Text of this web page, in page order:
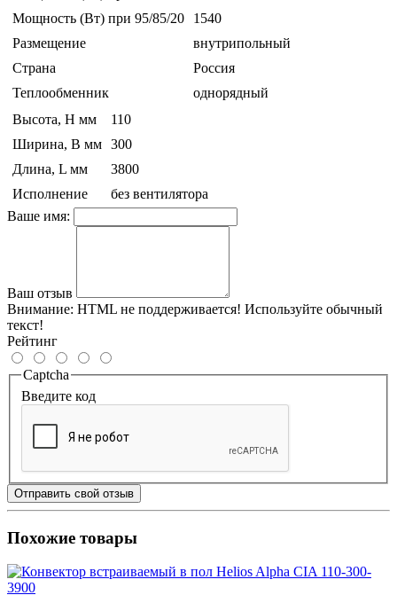
Мощность (Вт) при 95/85/20
1540
Размещение
внутрипольный
Страна
Россия
Теплообменник
однорядный
Высота, H мм
110
Ширина, B мм 300
Длина, L мм
3800
Исполнение
без вентилятора
Ваше имя:
Ваш отзыв
Внимание: HTML не поддерживается! Используйте обычный
текст!
Рейтинг
Captcha
Введите код
Отправить свой отзыв
Похожие товары